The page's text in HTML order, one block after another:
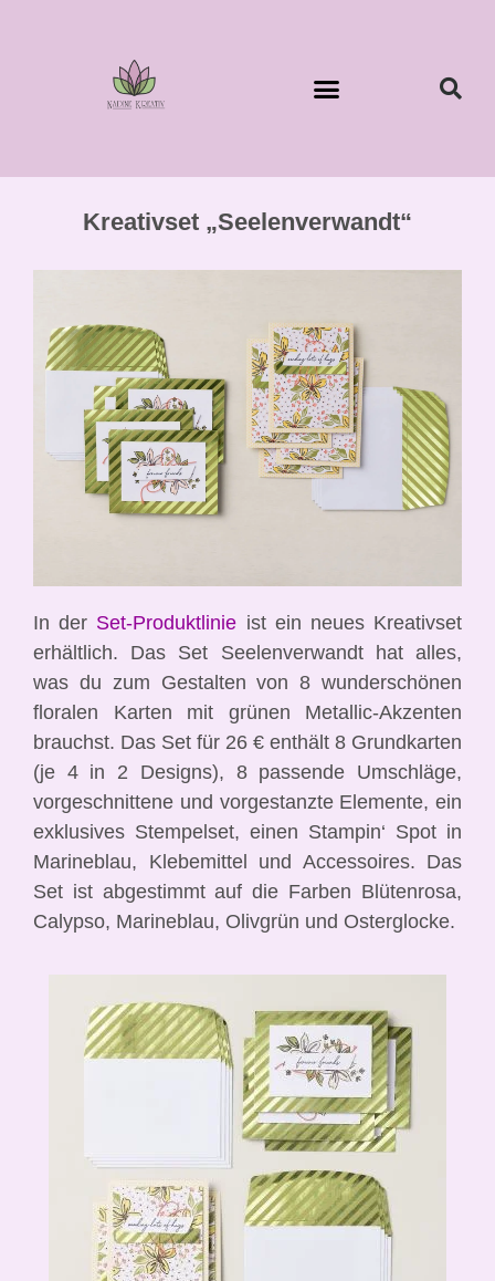
Kreativset „Seelenverwandt“
In der Set-Produktlinie ist ein neues Kreativset
erhältlich. Das Set Seelenverwandt hat alles,
was du zum Gestalten von 8 wunderschönen
floralen Karten mit grünen Metallic-Akzenten
brauchst. Das Set für 26 € enthält 8 Grundkarten
(je 4 in 2 Designs), 8 passende Umschläge,
vorgeschnittene und vorgestanzte Elemente, ein
exklusives Stempelset, einen Stampin‘ Spot in
Marineblau, Klebemittel und Accessoires. Das
Set ist abgestimmt auf die Farben Blütenrosa,
Calypso, Marineblau, Olivgrün und Osterglocke.